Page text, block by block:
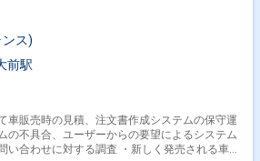
ス)
前駅
車販売時の見積、注文書作成システムの保守運
の不具合、ユーザーからの要望によるシステム
い合わせに対する調査 ・新しく発売される車